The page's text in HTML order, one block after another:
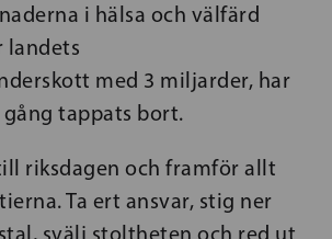
i hälsa och välfärd
landets
med 3 miljarder, har
gång tappats bort.
riksdagen och framför allt
Ta ert ansvar, stig ner
svälj stoltheten och red ut